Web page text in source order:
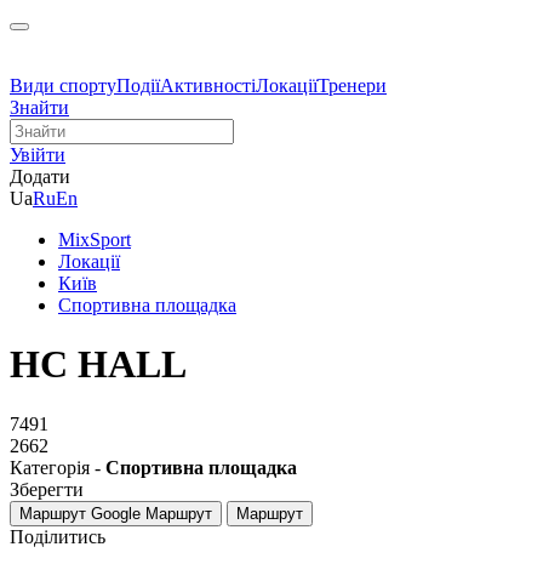
Види спортуПодіїАктивностіЛокаціїТренери
Знайти
Увійти
Додати
UaRuEn
MixSport
Локації
Київ
Спортивна площадка
HC HALL
7491
2662
Категорія - Спортивна площадка
Зберегти
Маршрут Google Маршрут Маршрут
Поділитись